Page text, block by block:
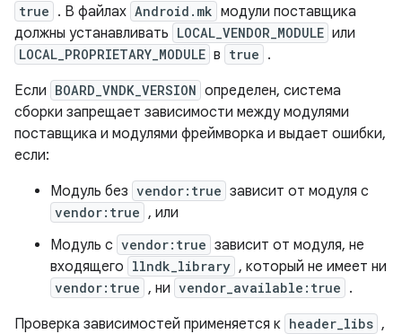
true . В файлах Android.mk модули поставщика
должны устанавливать LOCAL_VENDOR_MODULE или
LOCAL_PROPRIETARY_MODULE в true .
Если BOARD_VNDK_VERSION определен, система
сборки запрещает зависимости между модулями
поставщика и модулями фреймворка и выдает ошибки,
если:
Модуль без vendor:true зависит от модуля с
vendor:true , или
Модуль с vendor:true зависит от модуля, не
входящего llndk_library , который не имеет ни
vendor:true , ни vendor_available:true .
Проверка зависимостей применяется к header_libs ,